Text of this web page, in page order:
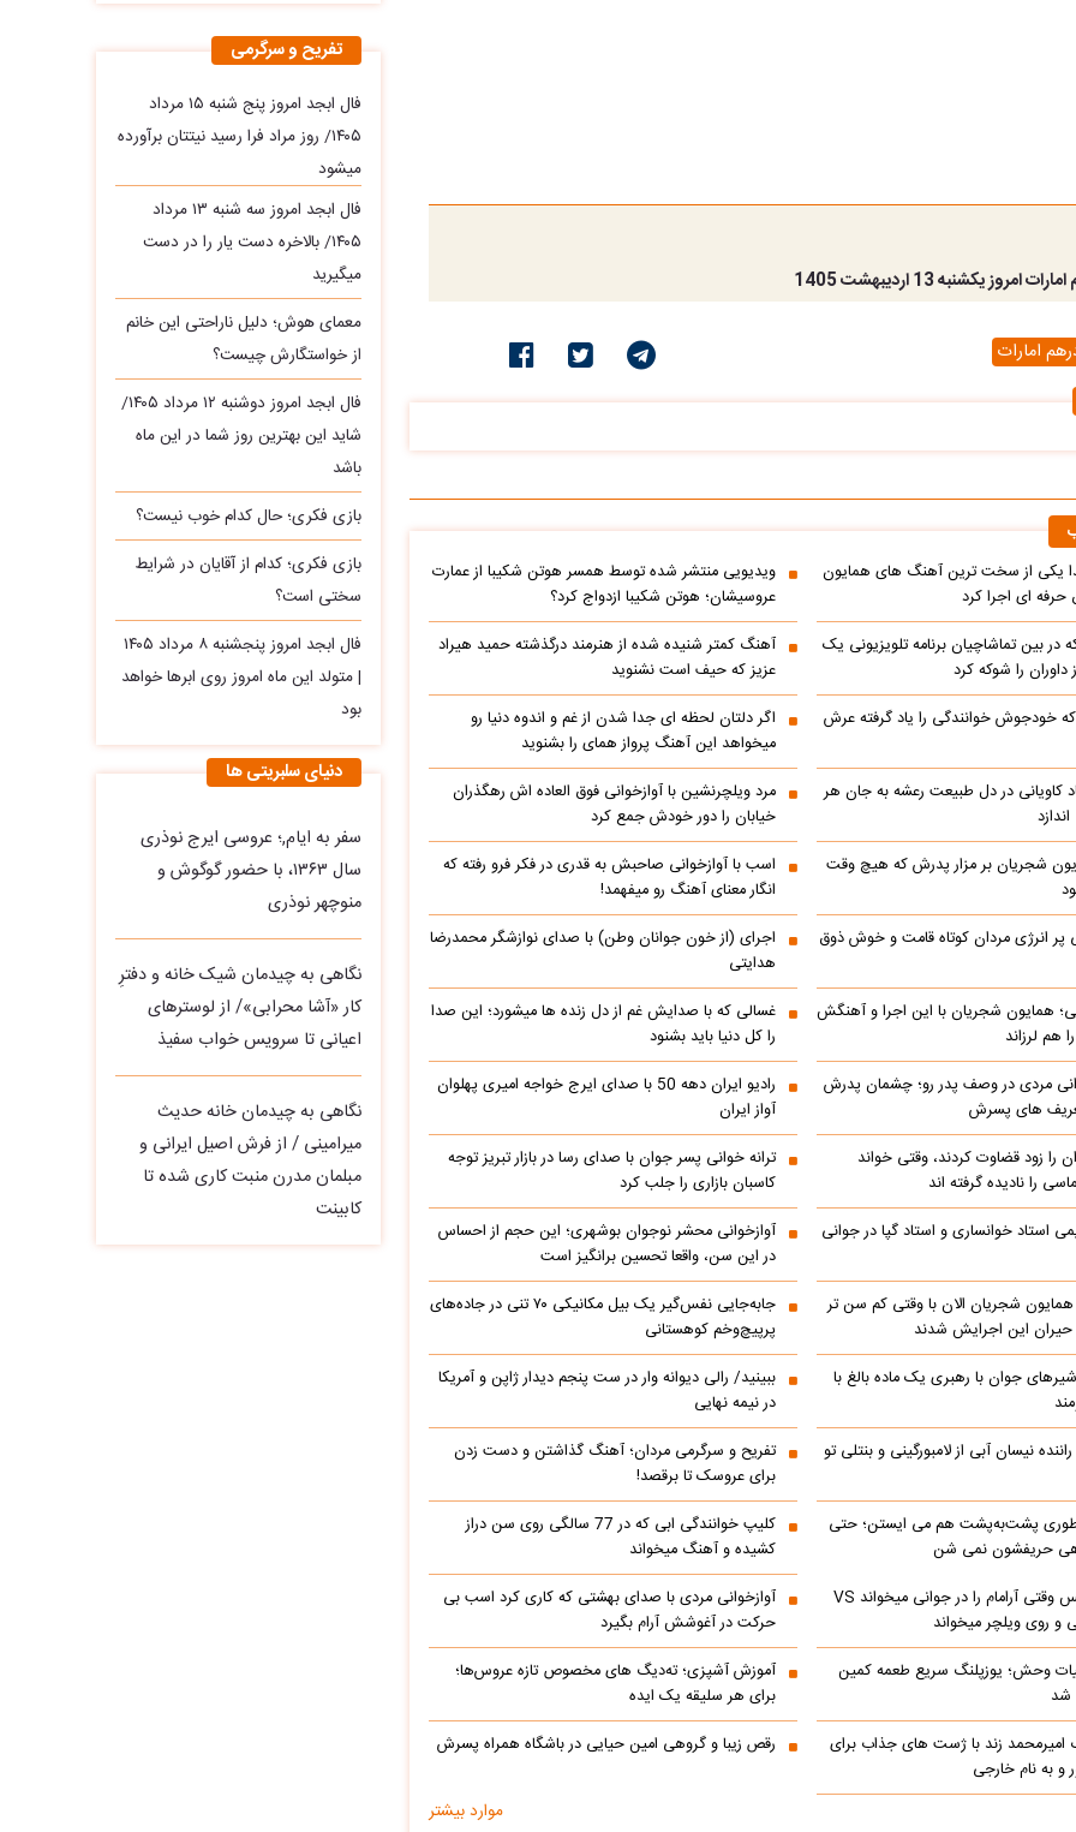
یکشنبه 13 اردیبهشت 1405
امارات
از سخت ترین آهنگ های همایون
ای اجرا کرد
ویدیویی منتشر شده توسط همسر هوتن شکیبا از عمارت
عروسیشان؛ هوتن شکیبا ازدواج کرد؟
بین تماشاچیان برنامه تلویزیونی یک
داوران را شوکه کرد
آهنگ کمتر شنیده شده از هنرمند درگذشته حمید هیراد
عزیز که حیف است نشنوید
خودجوش خوانندگی را یاد گرفته عرش
اگر دلتان لحظه ای جدا شدن از غم و اندوه دنیا رو
میخواهد این آهنگ پرواز همای را بشنوید
کاویانی در دل طبیعت رعشه به جان هر
مرد ویلچرنشین با آوازخوانی فوق العاده اش رهگذران
خیابان را دور خودش جمع کرد
شجریان بر مزار پدرش که هیچ وقت
اسب با آوازخوانی صاحبش به قدری در فکر فرو رفته که
انگار معنای آهنگ رو میفهمد!
پر انرژی مردان کوتاه قامت و خوش ذوق
اجرای (از خون جوانان وطن) با صدای نوازشگر محمدرضا
هدایتی
همایون شجریان با این اجرا و آهنگش
هم لرزاند
غسالی که با صدایش غم از دل زنده ها میشورد؛ این صدا
را کل دنیا باید بشنود
مردی در وصف پدر رو؛ چشمان پدرش
های پسرش
رادیو ایران دهه 50 با صدای ایرج خواجه امیری پهلوان
آواز ایران
را زود قضاوت کردند، وقتی خواند
را نادیده گرفته اند
ترانه خوانی پسر جوان با صدای رسا در بازار تبریز توجه
کاسبان بازاری را جلب کرد
استاد خوانساری و استاد گپا در جوانی
آوازخوانی محشر نوجوان بوشهری؛ این حجم از احساس
در این سن، واقعا تحسین‌ برانگیز است
شجریان الان با وقتی کم سن تر
حیران این اجرایش شدند
جابه‌جایی نفس‌گیر یک بیل مکانیکی ۷۰ تنی در جاده‌های
پرپیچ‌وخم کوهستانی
شیرهای جوان با رهبری یک ماده بالغ با
ببینید/ رالی دیوانه وار در ست پنجم دیدار ژاپن و آمریکا
در نیمه نهایی
نیسان آبی از لامبورگینی و بنتلی تو
تفریح و سرگرمی مردان؛ آهنگ گذاشتن و دست زدن
برای عروسک تا برقصد!
طوری پشت‌به‌پشت هم می‌ ایستن؛ حتی
حریفشون نمی‌ شن
کلیپ خوانندگی ابی که در 77 سالگی روی سن دراز
کشیده و آهنگ میخواند
ابراهیم تاتلیسس وقتی آرامام را در جوانی میخواند VS
و روی ویلچر میخواند
آوازخوانی مردی با صدای بهشتی که کاری کرد اسب بی
حرکت در آغوشش آرام بگیرد
وحش؛ یوزپلنگ سریع طعمه کمین
شد
آموزش آشپزی؛ ته‌دیگ‌ های مخصوص تازه‌ عروس‌ها؛
برای هر سلیقه یک ایده
امیرمحمد زند با ژست های جذاب برای
و به نام خارجی
رقص زیبا و گروهی امین حیایی در باشگاه همراه پسرش
موارد بیشتر
تفریح و سرگرمی
فال ابجد امروز پنج شنبه ۱۵ مرداد
۱۴۰۵/ روز مراد فرا رسید نیتتان برآورده
میشود
فال ابجد امروز سه‌ شنبه ۱۳ مرداد
۱۴۰۵/ بالاخره دست یار را در دست
میگیرید
معمای هوش؛ دلیل ناراحتی این خانم
از خواستگارش چیست؟
فال ابجد امروز دوشنبه ۱۲ مرداد ۱۴۰۵/
شاید این بهترین روز شما در این ماه
باشد
بازی فکری؛ حال کدام خوب نیست؟
بازی فکری؛ کدام از آقایان در شرایط
سختی است؟
فال ابجد امروز پنجشنبه ۸ مرداد ۱۴۰۵
| متولد این ماه امروز روی ابرها خواهد
بود
دنیای سلبریتی ها
سفر به ایام,؛ عروسی ایرج نوذری
سال ۱۳۶۳، با حضور گوگوش و
منوچهر نوذری
نگاهی به چیدمان شیک خانه و دفترِ
کار «آشا محرابی»/ از لوسترهای
اعیانی تا سرویس خواب سفیذ
نگاهی به چیدمان خانه حدیث
میرامینی / از فرش اصیل ایرانی و
مبلمان مدرن منبت‌ کاری‌ شده تا
کابینت